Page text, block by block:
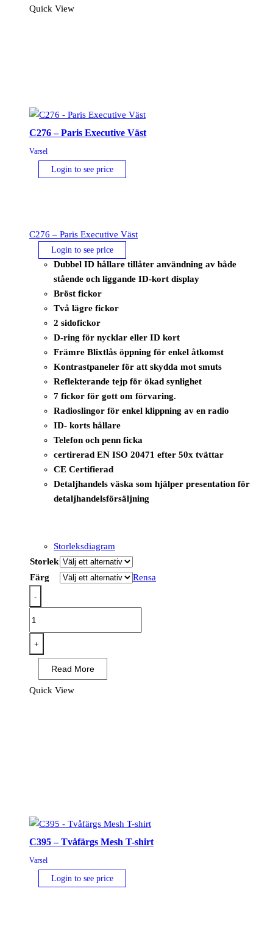
Comfort
Quick View
C276 – Paris Executive Väst
Varsel
Login to see price
C276 – Paris Executive Väst
Login to see price
Dubbel ID hållare tillåter användning av både
stående och liggande ID-kort display
Bröst fickor
Två lägre fickor
2 sidofickor
D-ring för nycklar eller ID kort
Främre Blixtlås öppning för enkel åtkomst
Kontrastpaneler för att skydda mot smuts
Reflekterande tejp för ökad synlighet
7 fickor för gott om förvaring.
Radioslingor för enkel klippning av en radio
ID- korts hållare
Telefon och penn ficka
certirerad EN ISO 20471 efter 50x tvättar
CE Certifierad
Detaljhandels väska som hjälper presentation för
detaljhandelsförsäljning
Storleksdiagram
Storlek
Färg
Rensa
-
Paris
Executive
mängd
+
Read More
Quick View
C395 – Tvåfärgs Mesh T-shirt
Varsel
Login to see price